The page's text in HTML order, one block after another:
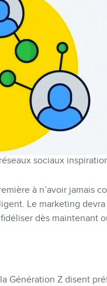
sociaux
à n’avoir jamais
Le marketing
dès maintenant
Génération Z disent